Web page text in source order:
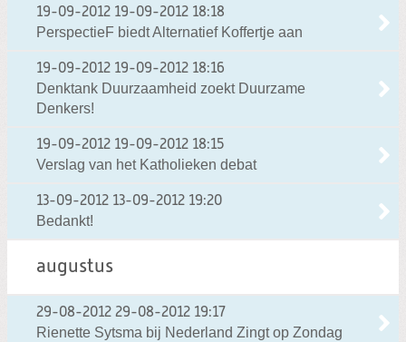
19-09-2012 19-09-2012 18:18
PerspectieF biedt Alternatief Koffertje aan
19-09-2012 19-09-2012 18:16
Denktank Duurzaamheid zoekt Duurzame
Denkers!
19-09-2012 19-09-2012 18:15
Verslag van het Katholieken debat
13-09-2012 13-09-2012 19:20
Bedankt!
augustus
29-08-2012 29-08-2012 19:17
Rienette Sytsma bij Nederland Zingt op Zondag